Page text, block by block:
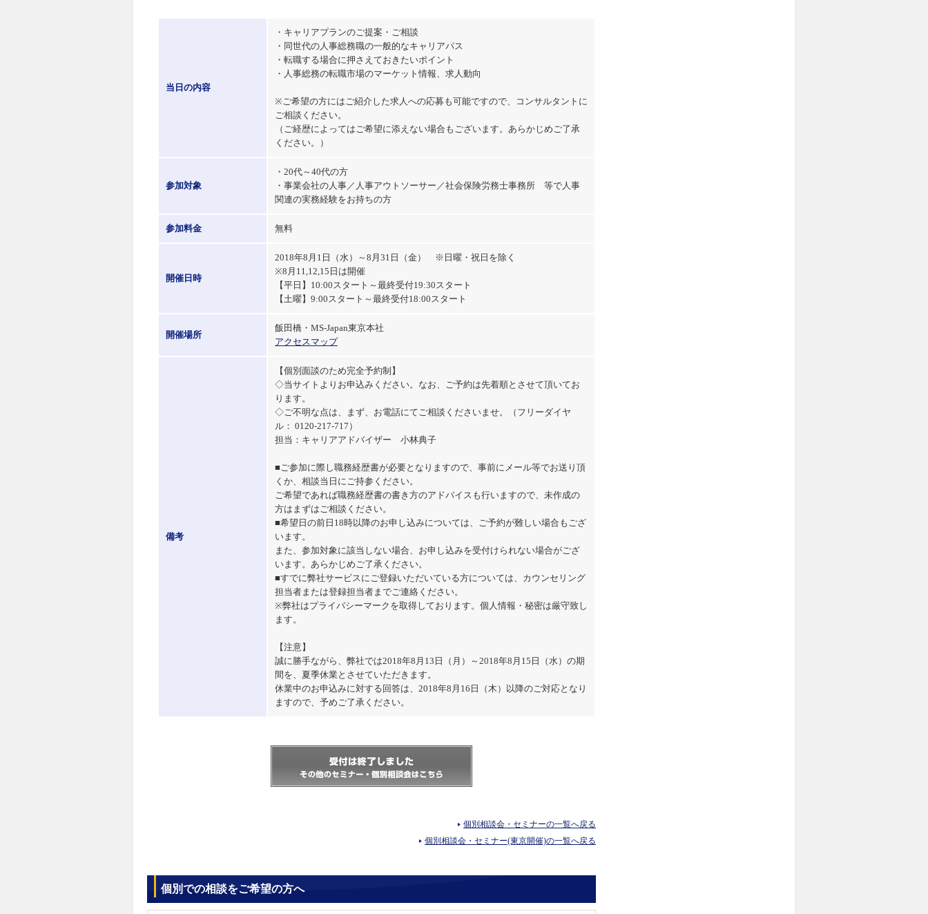
当日の内容
・キャリアプランのご提案・ご相談
・同世代の人事総務職の一般的なキャリアパス
・転職する場合に押さえておきたいポイント
・人事総務の転職市場のマーケット情報、求人動向
※ご希望の方にはご紹介した求人への応募も可能ですので、コンサルタントに
ご相談ください。
（ご経歴によってはご希望に添えない場合もございます。あらかじめご了承
ください。）
参加対象
・20代～40代の方
・事業会社の人事／人事アウトソーサー／社会保険労務士事務所 等で人事
関連の実務経験をお持ちの方
参加料金 無料
開催日時
2018年8月1日（水）～8月31日（金） ※日曜・祝日を除く
※8月11,12,15日は開催
【平日】10:00スタート～最終受付19:30スタート
【土曜】9:00スタート～最終受付18:00スタート
開催場所
飯田橋・MS-Japan東京本社
アクセスマップ
備考
【個別面談のため完全予約制】
◇当サイトよりお申込みください。なお、ご予約は先着順とさせて頂いてお
ります。
◇ご不明な点は、まず、お電話にてご相談くださいませ。（フリーダイヤ
ル： 0120-217-717）
担当：キャリアアドバイザー 小林典子
■ご参加に際し職務経歴書が必要となりますので、事前にメール等でお送り頂
くか、相談当日にご持参ください。
ご希望であれば職務経歴書の書き方のアドバイスも行いますので、未作成の
方はまずはご相談ください。
■希望日の前日18時以降のお申し込みについては、ご予約が難しい場合もござ
います。
また、参加対象に該当しない場合、お申し込みを受付けられない場合がござ
います。あらかじめご了承ください。
■すでに弊社サービスにご登録いただいている方については、カウンセリング
担当者または登録担当者までご連絡ください。
※弊社はプライバシーマークを取得しております。個人情報・秘密は厳守致し
ます。
【注意】
誠に勝手ながら、弊社では2018年8月13日（月）～2018年8月15日（水）の期
間を、夏季休業とさせていただきます。
休業中のお申込みに対する回答は、2018年8月16日（木）以降のご対応となり
ますので、予めご了承ください。
個別相談会・セミナーの一覧へ戻る
個別相談会・セミナー(東京開催)の一覧へ戻る
個別での相談をご希望の方へ